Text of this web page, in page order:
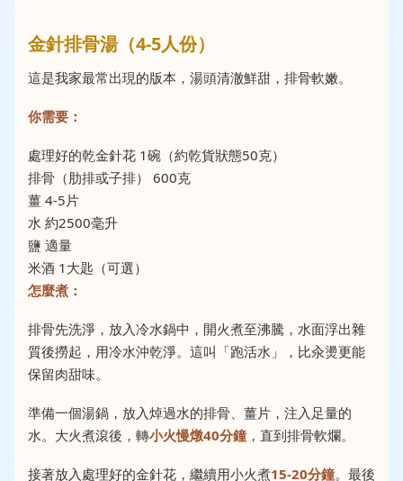
金針排骨湯（4-5人份）
這是我家最常出現的版本，湯頭清澈鮮甜，排骨軟嫩。
你需要：
處理好的乾金針花 1碗（約乾貨狀態50克）
排骨（肋排或子排） 600克
薑 4-5片
水 約2500毫升
鹽 適量
米酒 1大匙（可選）
怎麼煮：
排骨先洗淨，放入冷水鍋中，開火煮至沸騰，水面浮出雜
質後撈起，用冷水沖乾淨。這叫「跑活水」，比汆燙更能
保留肉甜味。
準備一個湯鍋，放入焯過水的排骨、薑片，注入足量的
水。大火煮滾後，轉小火慢燉40分鐘 ，直到排骨軟爛。
接著放入處理好的金針花，繼續用小火煮15-20分鐘。最後